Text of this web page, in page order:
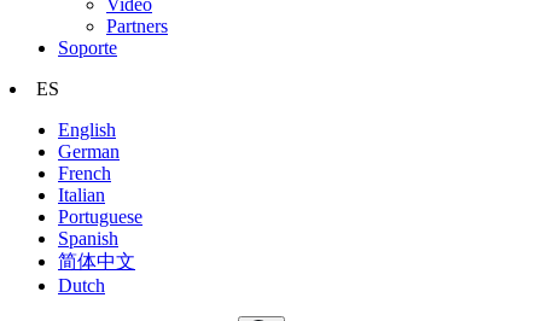
Partners
Soporte
ES
English
German
French
Italian
Portuguese
Spanish
简体中文
Dutch